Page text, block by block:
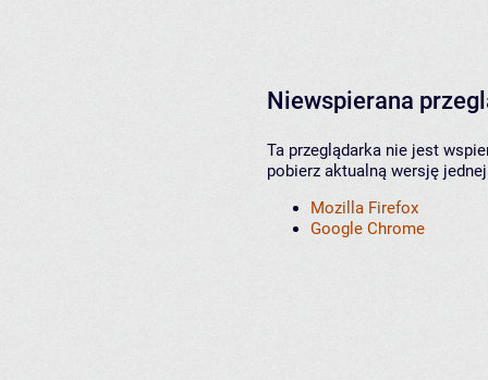
Niewspierana
Ta przeglądarka nie jest
pobierz aktualną wersję
Mozilla Firefox
Google Chrome